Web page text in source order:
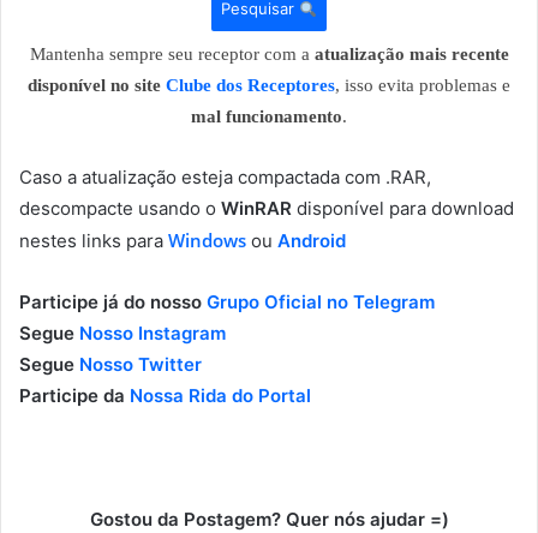
Pesquisar
Mantenha sempre seu receptor com a atualização mais recente
disponível no site Clube dos Receptores, isso evita problemas e
mal funcionamento.
Caso a atualização esteja compactada com .RAR,
descompacte usando o WinRAR disponível para download
nestes links para Windows ou Android
Participe já do nosso Grupo Oficial no Telegram
Segue Nosso Instagram
Segue Nosso Twitter
Participe da Nossa Rida do Portal
Gostou da Postagem? Quer nós ajudar =)